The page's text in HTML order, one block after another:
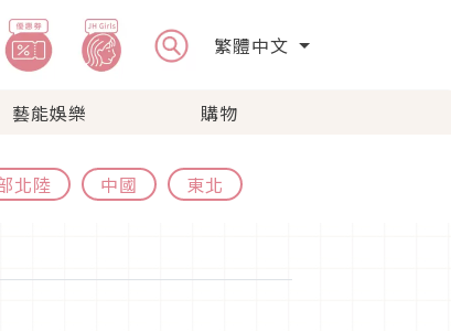
繁體中文
藝能娛樂 購物
北陸 中國 東北